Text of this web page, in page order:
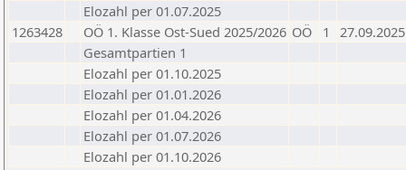
Elozahl per 01.07.2025
1263428
OÖ 1. Klasse Ost-Sued 2025/2026 OÖ 1
27.09.2025
Gesamtpartien 1
Elozahl per 01.10.2025
Elozahl per 01.01.2026
Elozahl per 01.04.2026
Elozahl per 01.07.2026
Elozahl per 01.10.2026